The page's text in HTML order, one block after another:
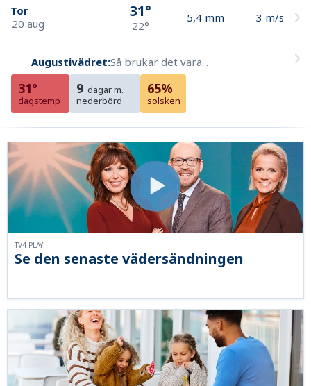
Tor
20 aug
31°
22°
5,4 mm 3 m/s
Augustivädret:Så brukar det vara...
31°
dagstemp
9 dagar m.
nederbörd
65%
solsken
Se den senaste vädersändningen
TV4 PLAY